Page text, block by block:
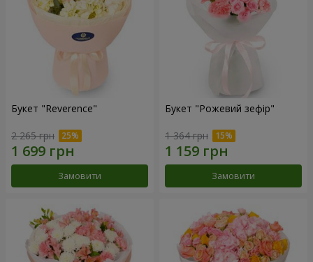
Букет "Reverence"
2 265 грн
Замовити
Букет "Рожевий зефір"
1 364 грн
Замовити